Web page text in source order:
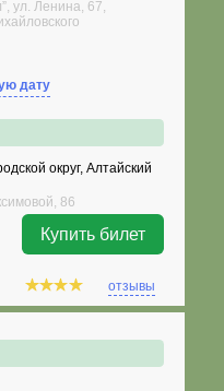
ул. Ленина, 67,
дату
округ, Алтайский
86
Купить билет
отзывы